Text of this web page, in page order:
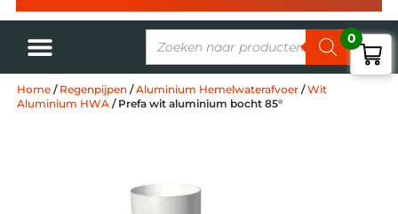
Home/ Regenpijpen/Aluminium Hemelwaterafvoer/Wit
Aluminium HWA/ Prefa wit aluminium bocht 85°
0